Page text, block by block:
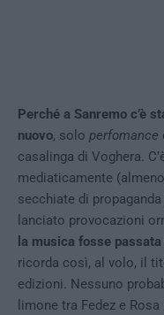
Perché a Sanremo c’è
nuovo, solo perfomance
casalinga di Voghera.
mediaticamente
secchiate di
lanciato provocazioni
la musica fosse
ricorda così, al volo, il
edizioni. Nessuno
limone tra Fedez e